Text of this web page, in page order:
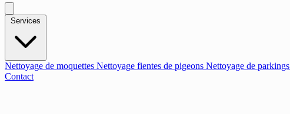
Nettoyage de moquettes Nettoyage fientes de pigeons Nettoyage de parkings
Contact